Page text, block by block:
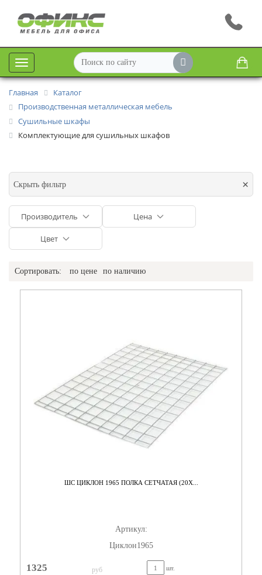
Меню
Главная
Каталог
Производственная металлическая мебель
Сушильные шкафы
Комплектующие для сушильных шкафов
Скрыть фильтр ×
Производитель Цена
Цвет
Сортировать: по цене по наличию
ШС ЦИКЛОН 1965 ПОЛКА СЕТЧАТАЯ (20X...
Артикул:
Циклон1965
1325 руб шт.